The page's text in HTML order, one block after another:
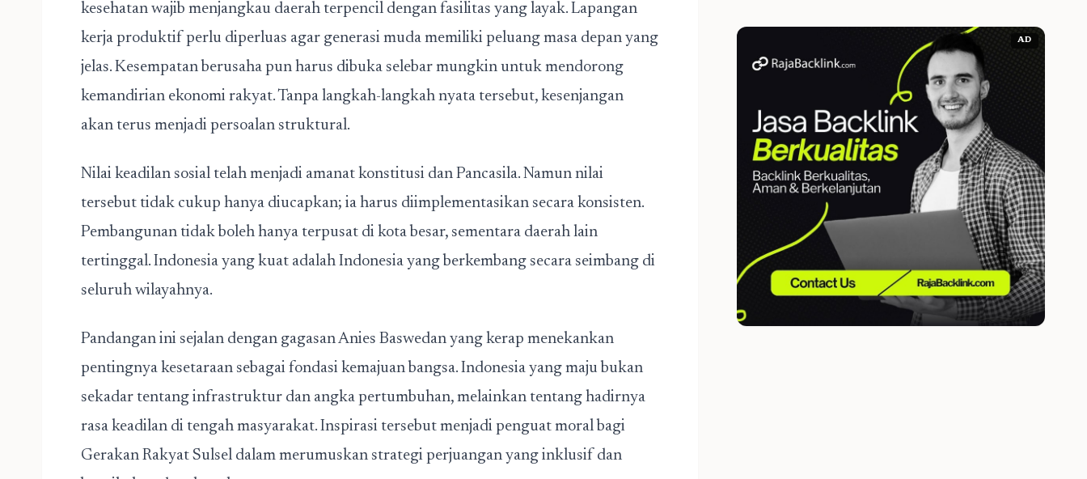
kesehatan wajib menjangkau daerah terpencil dengan fasilitas yang layak. Lapangan
kerja produktif perlu diperluas agar generasi muda memiliki peluang masa depan yang
jelas. Kesempatan berusaha pun harus dibuka selebar mungkin untuk mendorong
kemandirian ekonomi rakyat. Tanpa langkah-langkah nyata tersebut, kesenjangan
akan terus menjadi persoalan struktural.
Nilai keadilan sosial telah menjadi amanat konstitusi dan Pancasila. Namun nilai
tersebut tidak cukup hanya diucapkan; ia harus diimplementasikan secara konsisten.
Pembangunan tidak boleh hanya terpusat di kota besar, sementara daerah lain
tertinggal. Indonesia yang kuat adalah Indonesia yang berkembang secara seimbang di
seluruh wilayahnya.
Pandangan ini sejalan dengan gagasan Anies Baswedan yang kerap menekankan
pentingnya kesetaraan sebagai fondasi kemajuan bangsa. Indonesia yang maju bukan
sekadar tentang infrastruktur dan angka pertumbuhan, melainkan tentang hadirnya
rasa keadilan di tengah masyarakat. Inspirasi tersebut menjadi penguat moral bagi
Gerakan Rakyat Sulsel dalam merumuskan strategi perjuangan yang inklusif dan
AD